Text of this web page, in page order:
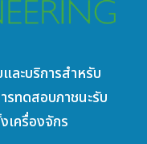
ละบริการสำหรับ
ทดสอบภาชนะรับ
เครื่องจักร